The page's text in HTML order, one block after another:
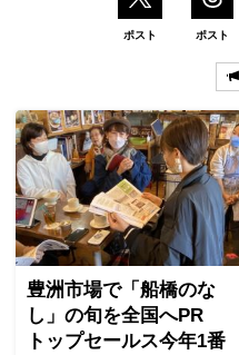
ポスト ポスト
豊洲市場で「船橋のな
し」の旬を全国へPR
トップセールス今年1番